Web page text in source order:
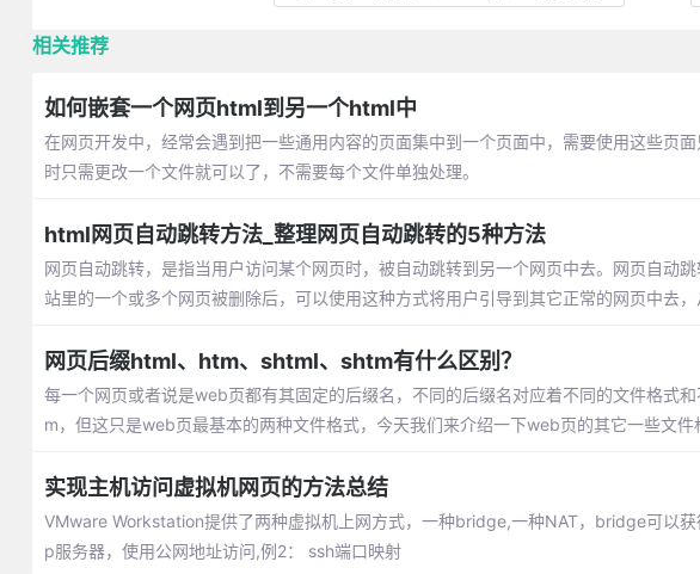
相关推荐
如何嵌套一个网页html到另一个html中
在网页开发中，经常会遇到把一些通用内容的页面集中到一个页面中，需要使用这些页
时只需更改一个文件就可以了，不需要每个文件单独处理。
html网页自动跳转方法_整理网页自动跳转的5种方法
网页自动跳转，是指当用户访问某个网页时，被自动跳转到另一个网页中去。网页自动
站里的一个或多个网页被删除后，可以使用这种方式将用户引导到其它正常的网页中去，
网页后缀html、htm、shtml、shtm有什么区别？
每一个网页或者说是web页都有其固定的后缀名，不同的后缀名对应着不同的文件格式
m，但这只是web页最基本的两种文件格式，今天我们来介绍一下web页的其它一些文件
实现主机访问虚拟机网页的方法总结
VMware Workstation提供了两种虚拟机上网方式，一种bridge,一种NAT，bridge可以
p服务器，使用公网地址访问,例2： ssh端口映射